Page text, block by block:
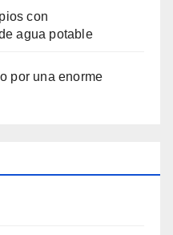
con
agua potable
por una enorme